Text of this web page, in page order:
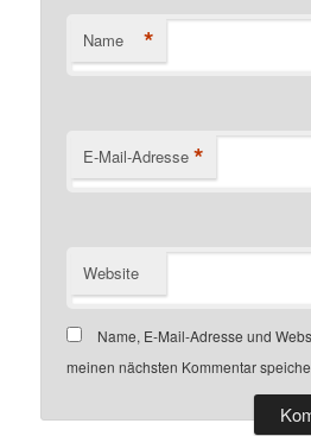
Name *
E-Mail-Adresse *
Website
Name, E-Mail-Adresse und
meinen nächsten Kommentar